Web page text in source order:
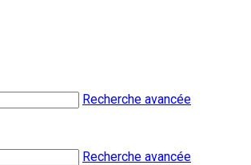
Recherche avancée
Recherche avancée